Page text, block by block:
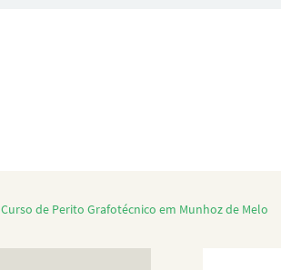
Curso de Perito Grafotécnico em Munhoz de Melo